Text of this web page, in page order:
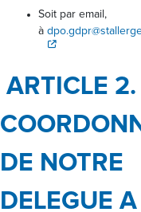
Soit par email,
à
ARTICLE 2.
DE NOTRE
DELEGUE A